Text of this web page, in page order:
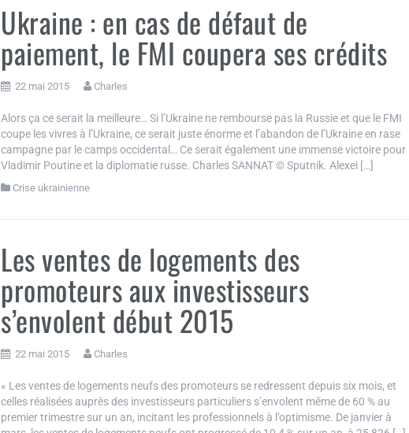
Ukraine : en cas de défaut de
paiement, le FMI coupera ses crédits
22 mai 2015 Charles
Alors ça ce serait la meilleure… Si l’Ukraine ne rembourse pas la Russie et que le FMI
coupe les vivres à l’Ukraine, ce serait juste énorme et l’abandon de l’Ukraine en rase
campagne par le camps occidental… Ce serait également une immense victoire pour
Vladimir Poutine et la diplomatie russe. Charles SANNAT © Sputnik. Alexei […]
Crise ukrainienne
Les ventes de logements des
promoteurs aux investisseurs
s’envolent début 2015
22 mai 2015 Charles
« Les ventes de logements neufs des promoteurs se redressent depuis six mois, et
celles réalisées auprès des investisseurs particuliers s’envolent même de 60 % au
premier trimestre sur un an, incitant les professionnels à l’optimisme. De janvier à